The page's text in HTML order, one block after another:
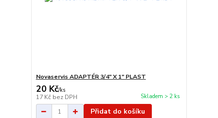
Novaservis ADAPTÉR 3/4" X 1" PLAST
20 Kč/ks
17 Kč bez DPH Skladem > 2 ks
Přidat do košíku